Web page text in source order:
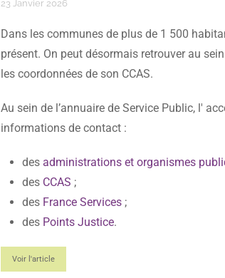
23 Janvier 2026
Dans les communes de plus de 1 500
présent. On peut désormais retrouver au
les coordonnées de son CCAS.
Au sein de l’annuaire de Service Public, l'
informations de contact :
des administrations et organismes
des CCAS ;
des France Services ;
des Points Justice.
Voir l'article